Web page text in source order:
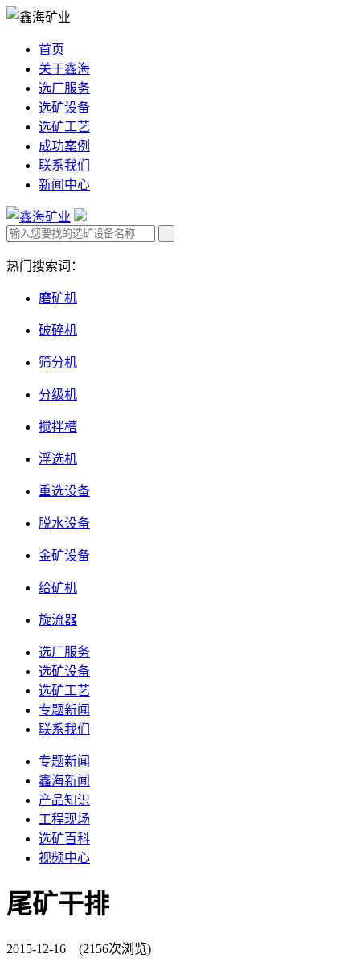
首页
关于鑫海
选厂服务
选矿设备
选矿工艺
成功案例
联系我们
新闻中心
热门搜索词：
磨矿机
破碎机
筛分机
分级机
搅拌槽
浮选机
重选设备
脱水设备
金矿设备
给矿机
旋流器
选厂服务
选矿设备
选矿工艺
专题新闻
联系我们
专题新闻
鑫海新闻
产品知识
工程现场
选矿百科
视频中心
尾矿干排
2015-12-16 (2156次浏览)